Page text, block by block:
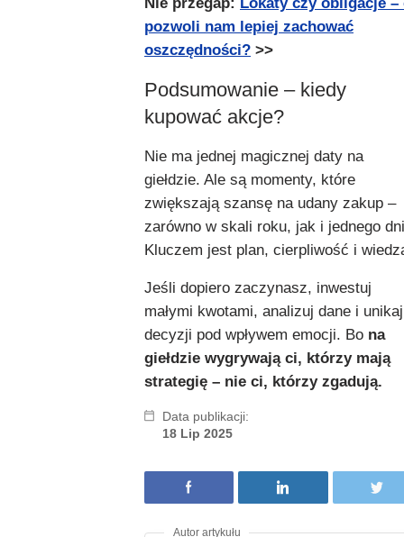
pozwoli nam lepiej zachować
oszczędności? >>
Podsumowanie – kiedy
kupować akcje?
Nie ma jednej magicznej daty na
giełdzie. Ale są momenty, które
zwiększają szansę na udany zakup –
zarówno w skali roku, jak i jednego
Kluczem jest plan, cierpliwość i
Jeśli dopiero zaczynasz, inwestuj
małymi kwotami, analizuj dane i unikaj
decyzji pod wpływem emocji. Bo na
giełdzie wygrywają ci, którzy mają
strategię – nie ci, którzy zgadują.
Data publikacji:
18 Lip 2025